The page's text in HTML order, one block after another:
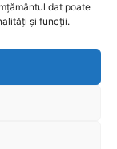
dat poate
și funcții.